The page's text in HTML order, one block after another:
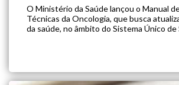
O Ministério da Saúde lançou o Manual
Técnicas da Oncologia, que busca
da saúde, no âmbito do Sistema Único de